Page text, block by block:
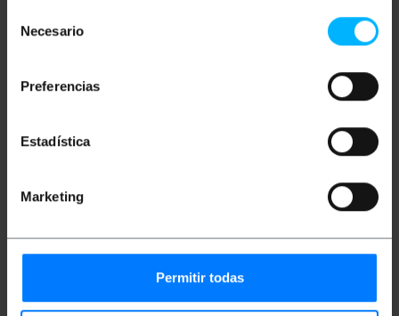
Necesario
Preferencias
Estadística
Marketing
Permitir todas
spécifications
et, à l'autre extrémité, d'un connecteur mâle
USB de type B 2.0.
Longueur de câble: 1 m.
Poids brut: 40 g